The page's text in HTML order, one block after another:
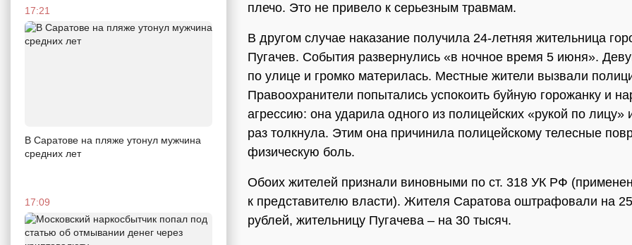
17:21
В Саратове на пляже утонул мужчина
средних лет
17:09
плечо. Это не привело к серьезным травмам.
В другом случае наказание получила 24-летняя жительница
Пугачев. События развернулись «в ночное время 5 июня».
по улице и громко материлась. Местные жители вызвали
Правоохранители попытались успокоить буйную горожанку и
агрессию: она ударила одного из полицейских «рукой по лицу»
раз толкнула. Этим она причинила полицейскому телесные
физическую боль.
Обоих жителей признали виновными по ст. 318 УК РФ
к представителю власти). Жителя Саратова оштрафовали на
рублей, жительницу Пугачева – на 30 тысяч.